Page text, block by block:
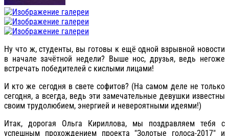
Ну что ж, студенты, вы готовы к ещё одной взрывной новости
в начале зачётной недели? Выше нос, друзья, ведь негоже
встречать победителей с кислыми лицами!
И кто же сегодня в свете софитов? (На самом деле не только
сегодня, а всегда, ведь эти замечательные девушки известны
своим трудолюбием, энергией и невероятными идеями!)
Итак, дорогая Ольга Кириллова, мы поздравляем тебя с
успешным прохождением проекта "Золотые голоса-2017" и